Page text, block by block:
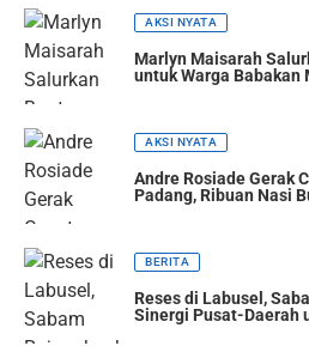
AKSI NYATA
Marlyn Maisarah
untuk Warga Babakan
AKSI NYATA
Andre Rosiade Gerak
Padang, Ribuan Nasi
BERITA
Reses di Labusel,
Sinergi Pusat-Daerah